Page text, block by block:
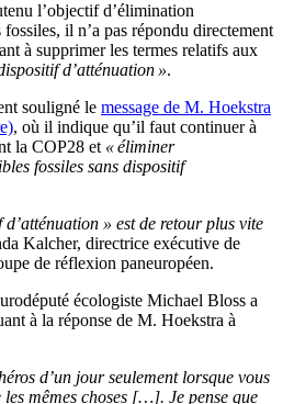
l’objectif d’élimination
il n’a pas répondu directement
à supprimer les termes relatifs aux
d’atténuation ».
souligné le message de M. Hoekstra
, où il indique qu’il faut continuer à
la COP28 et « éliminer
fossiles sans dispositif
» est de retour plus vite
Kalcher, directrice exécutive de
de réflexion paneuropéen.
écologiste Michael Bloss a
à la réponse de M. Hoekstra à
d’un jour seulement lorsque vous
les mêmes choses […]. Je pense que